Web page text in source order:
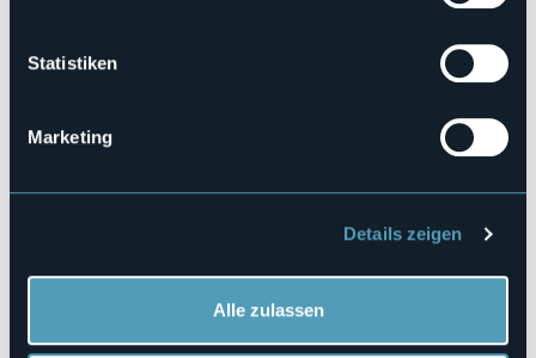
Statistiken
Marketing
Details zeigen
Alle zulassen
Öffnen Sie die Karte